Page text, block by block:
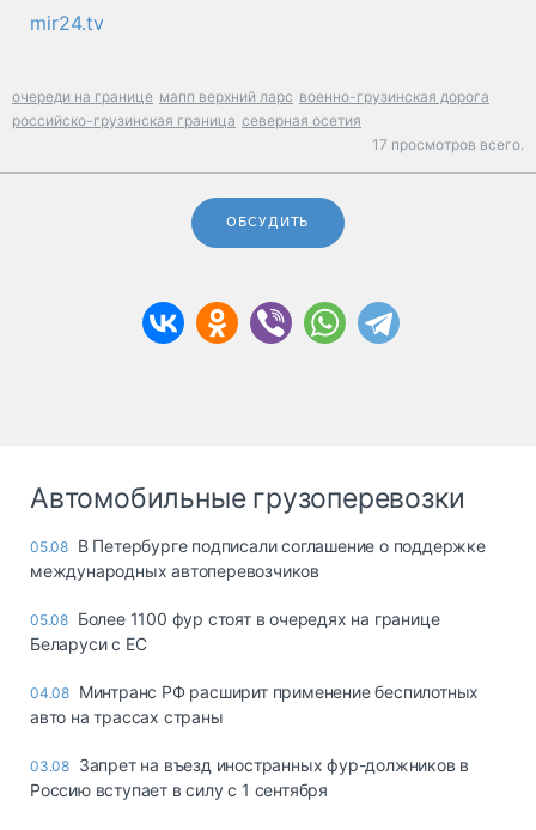
mir24.tv
очереди на границе мапп верхний ларс военно-грузинская дорога
российско-грузинская граница северная осетия
17 просмотров всего.
ОБСУДИТЬ
Автомобильные грузоперевозки
05.08 В Петербурге подписали соглашение о поддержке
международных автоперевозчиков
05.08 Более 1100 фур стоят в очередях на границе
Беларуси с ЕС
04.08 Минтранс РФ расширит применение беспилотных
авто на трассах страны
03.08 Запрет на въезд иностранных фур-должников в
Россию вступает в силу с 1 сентября